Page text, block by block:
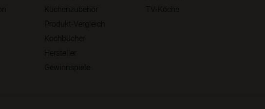
Küchenzubehör
Produkt-Vergleich
Kochbücher
Hersteller
Gewinnspiele
TV-Köche